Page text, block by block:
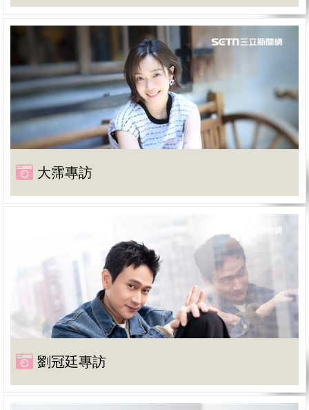
大霈專訪
劉冠廷專訪